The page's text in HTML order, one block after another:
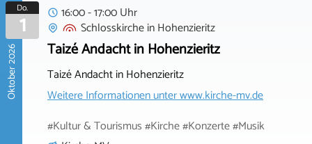
Oktober 2026
Do.
1
16:00 - 17:00 Uhr
SchlosskircheinHohenzieritz
Taizé Andacht in Hohenzieritz
Taizé Andacht in Hohenzieritz
Weitere Informationen unterwww.kirche-mv.de
#Kultur & Tourismus #Kirche #Konzerte #Musik